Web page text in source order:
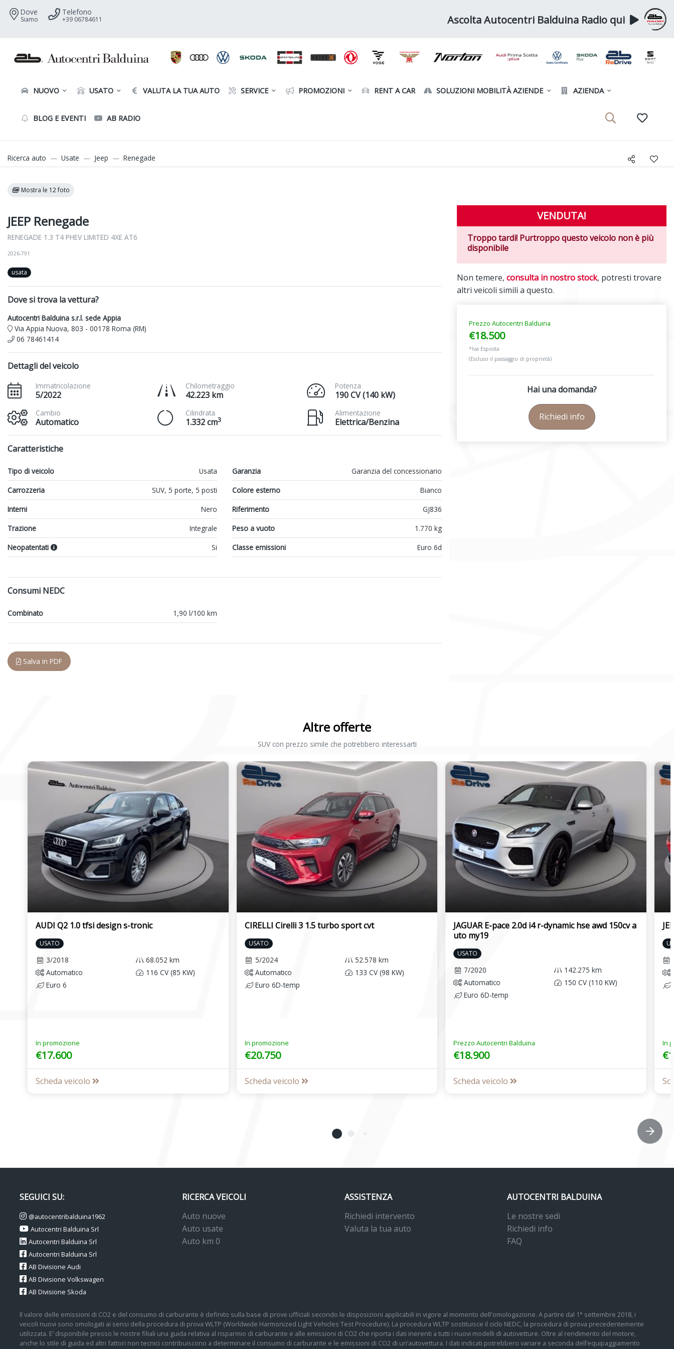
Dove
Siamo
Telefono
+39 06784611 Ascolta Autocentri Balduina Radio qui
NUOVO USATO VALUTA LA TUA AUTO SERVICE PROMOZIONI RENT A CAR SOLUZIONI MOBILITÀ AZIENDE AZIENDA
BLOG E EVENTI AB RADIO
Ricerca auto Usate Jeep Renegade
Mostra le 12 foto
JEEP Renegade
RENEGADE 1.3 T4 PHEV LIMITED 4XE AT6
2026-791
usata
Dove si trova la vettura?
Autocentri Balduina s.r.l. sede Appia
Via Appia Nuova, 803 - 00178 Roma (RM)
06 78461414
Dettagli del veicolo
Immatricolazione
5/2022
Chilometraggio
42.223 km
Potenza
190 CV (140 kW)
Cambio
Automatico
Cilindrata
1.332 cm3
Alimentazione
Elettrica/Benzina
Caratteristiche
Tipo di veicolo Usata Garanzia
Garanzia del concessionario
Carrozzeria
SUV, 5 porte, 5 posti Colore esterno
Bianco
Interni
Nero Riferimento
GJ836
Trazione
Integrale Peso a vuoto
1.770 kg
Neopatentati
Si Classe emissioni Euro 6d
Consumi NEDC
Combinato 1,90 l/100 km
Salva in PDF
VENDUTA!
Troppo tardi! Purtroppo questo veicolo non è più
disponibile
Non temere, consulta in nostro stock, potresti trovare
altri veicoli simili a questo.
Prezzo Autocentri Balduina
€18.500
*Iva Esposta
(Escluso il passaggio di proprietà)
Hai una domanda?
Richiedi info
Altre offerte
SUV con prezzo simile che potrebbero interessarti
AUDI Q2 1.0 tfsi design s-tronic
USATO
3/2018
68.052 km
Automatico
116 CV (85 KW)
Euro 6
In promozione
€17.600
Scheda veicolo
CIRELLI Cirelli 3 1.5 turbo sport cvt
USATO
5/2024
52.578 km
Automatico
133 CV (98 KW)
Euro 6D-temp
In promozione
€20.750
Scheda veicolo
JAGUAR E-pace 2.0d i4 r-dynamic hse awd 150cv a
uto my19
USATO
7/2020
142.275 km
Automatico
150 CV (110 KW)
Euro 6D-temp
Prezzo Autocentri Balduina
€18.900
Scheda veicolo
In
SEGUICI SU:
@autocentribalduina1962
Autocentri Balduina Srl
Autocentri Balduina Srl
Autocentri Balduina Srl
AB Divisione Audi
AB Divisione Volkswagen
AB Divisione Skoda
RICERCA VEICOLI
Auto nuove
Auto usate
Auto km 0
ASSISTENZA
Richiedi intervento
Valuta la tua auto
AUTOCENTRI BALDUINA
Le nostre sedi
Richiedi info
FAQ
Il valore delle emissioni di CO2 e del consumo di carburante è definito sulla base di prove ufficiali secondo le disposizioni applicabili in vigore al momento dell'omologazione. A partire dal 1° settembre 2018, i
veicoli nuovi sono omologati ai sensi della procedura di prova WLTP (Worldwide Harmonized Light Vehicles Test Procedure). La procedura WLTP sostituisce il ciclo NEDC, la procedura di prova precedentemente
utilizzata. E’ disponibile presso le nostre filiali una guida relativa al risparmio di carburante e alle emissioni di CO2 che riporta i dati inerenti a tutti i nuovi modelli di autovetture. Oltre al rendimento del motore,
anche lo stile di guida ed altri fattori non tecnici contribuiscono a determinare il consumo di carburante e le emissioni di CO2 di un’autovettura. I dati indicati potrebbero variare a seconda dell’equipaggiamento